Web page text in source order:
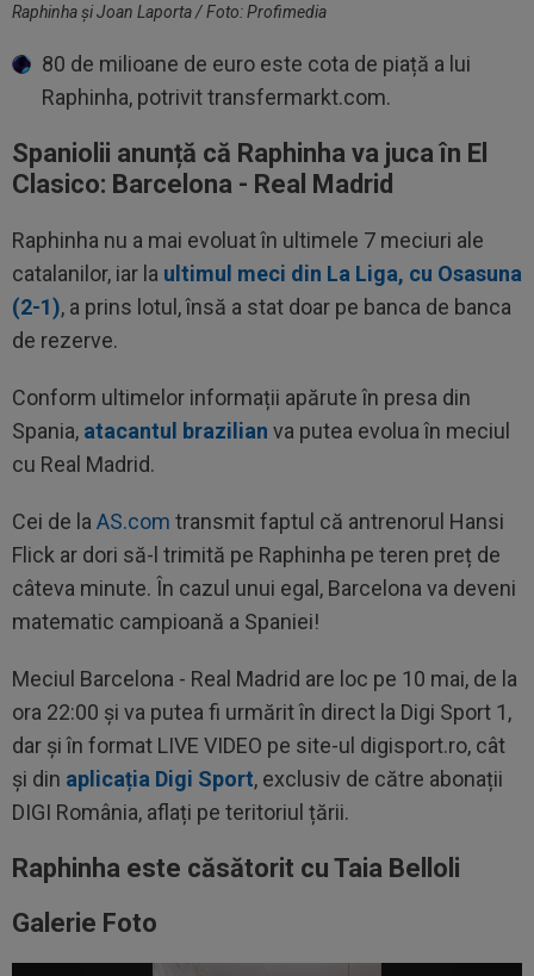
Raphinha și Joan Laporta / Foto: Profimedia
80 de milioane de euro este cota de piață a lui
Raphinha, potrivit transfermarkt.com.
Spaniolii anunță că Raphinha va juca în El
Clasico: Barcelona - Real Madrid
Raphinha nu a mai evoluat în ultimele 7 meciuri ale
catalanilor, iar la ultimul meci din La Liga, cu Osasuna
(2-1), a prins lotul, însă a stat doar pe banca de banca
de rezerve.
Conform ultimelor informații apărute în presa din
Spania, atacantul brazilian va putea evolua în meciul
cu Real Madrid.
Cei de la AS.com transmit faptul că antrenorul Hansi
Flick ar dori să-l trimită pe Raphinha pe teren preț de
câteva minute. În cazul unui egal, Barcelona va deveni
matematic campioană a Spaniei!
Meciul Barcelona - Real Madrid are loc pe 10 mai, de la
ora 22:00 și va putea fi urmărit în direct la Digi Sport 1,
dar și în format LIVE VIDEO pe site-ul digisport.ro, cât
și din aplicația Digi Sport, exclusiv de către abonații
DIGI România, aflați pe teritoriul țării.
Raphinha este căsătorit cu Taia Belloli
Galerie Foto